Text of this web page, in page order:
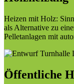
Heizen mit Holz:
als Alternative zu
Pelletanlagen mit
Öffentliche